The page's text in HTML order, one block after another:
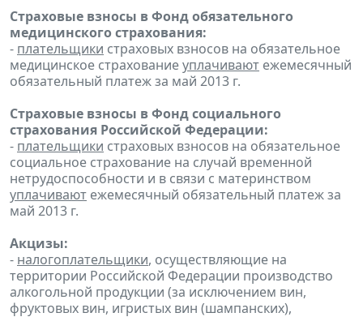
Страховые взносы в Фонд обязательного
медицинского страхования:
- плательщики страховых взносов на обязательное
медицинское страхованиеуплачивают ежемесячный
обязательный платеж за май 2013 г.
Страховые взносы в Фонд социального
страхования Российской Федерации:
- плательщики страховых взносов на обязательное
социальное страхование на случай временной
нетрудоспособности и в связи с материнством
уплачивают ежемесячный обязательный платеж за
май 2013 г.
Акцизы:
- налогоплательщики, осуществляющие на
территории Российской Федерации производство
алкогольной продукции (за исключением вин,
фруктовых вин, игристых вин (шампанских),